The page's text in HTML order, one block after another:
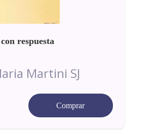
respuesta
Martini SJ
Comprar